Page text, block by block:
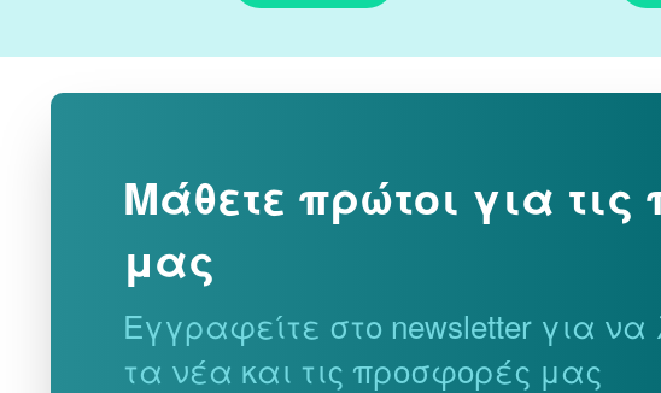
Μάθετε πρώτοι για
μας
Εγγραφείτε στο newsletter για
τα νέα και τις προσφορές μας